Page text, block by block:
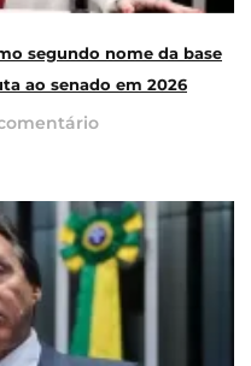
segundo nome da base
ao senado em 2026